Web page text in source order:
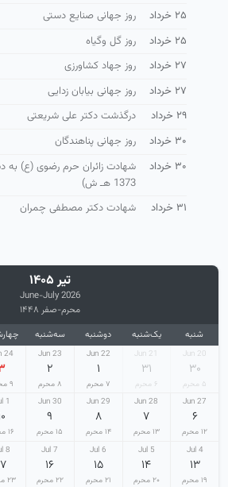
۲۵ خرداد
روز جهانی صنایع دستی
۲۵ خرداد
روز گل وگیاه
۲۷ خرداد
روز جهاد کشاورزی
۲۷ خرداد
روز جهانی بیابان زدایی
۲۹ خرداد
درگذشت دکتر علی شریعتی
۳۰ خرداد
روز جهانی پناهندگان
۳۰ خرداد
شهادت زائران حرم رضوی (ع) به
1373 هـ ش)
۳۱ خرداد
شهادت دکتر مصطفی چمران
تیر ۱۴۰۵
June-July 2026
محرم-صفر ۱۴۴۸
شنبه یک‌شنبه دوشنبه سه‌شنبه
20 Jun
۳۰
۵ محرم
21 Jun
۳۱
۶ محرم
22 Jun
۱
۷ محرم
23 Jun
۲
۸ محرم
24 Jun
۹ محرم
27 Jun
۶
۱۲ محرم
28 Jun
۷
۱۳ محرم
29 Jun
۸
۱۴ محرم
30 Jun
۹
۱۵ محرم
1 Jul
۱۶ محرم
4 Jul
۱۳
۱۹ محرم
5 Jul
۱۴
۲۰ محرم
6 Jul
۱۵
۲۱ محرم
7 Jul
۱۶
۲۲ محرم
8 Jul
۲۳ محرم